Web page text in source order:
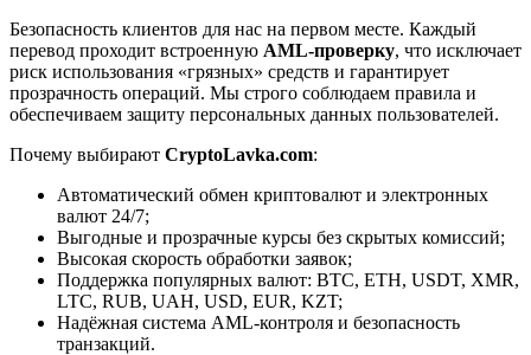
Безопасность клиентов для нас на первом месте. Каждый
перевод проходит встроенную AML-проверку, что исключает
риск использования «грязных» средств и гарантирует
прозрачность операций. Мы строго соблюдаем правила и
обеспечиваем защиту персональных данных пользователей.
Почему выбирают CryptoLavka.com:
Автоматический обмен криптовалют и электронных
валют 24/7;
Выгодные и прозрачные курсы без скрытых комиссий;
Высокая скорость обработки заявок;
Поддержка популярных валют: BTC, ETH, USDT, XMR,
LTC, RUB, UAH, USD, EUR, KZT;
Надёжная система AML-контроля и безопасность
транзакций.